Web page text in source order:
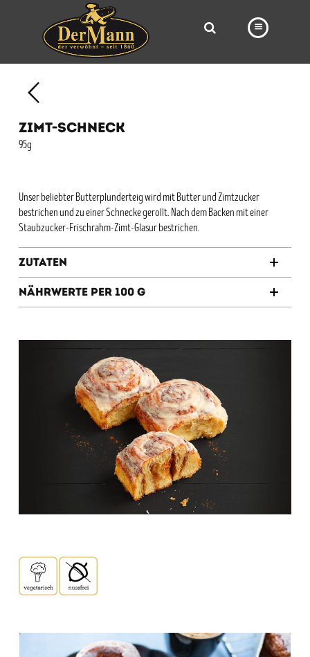
VORBESTELLUNG
NEWS
KARRIERE
VIDEOS
ZIMT-SCHNECK
95g
Unser beliebter Butterplunderteig wird mit Butter und Zimtzucker
bestrichen und zu einer Schnecke gerollt. Nach dem Backen mit einer
Staubzucker-Frischrahm-Zimt-Glasur bestrichen.
Zutaten
Nährwerte per 100 g